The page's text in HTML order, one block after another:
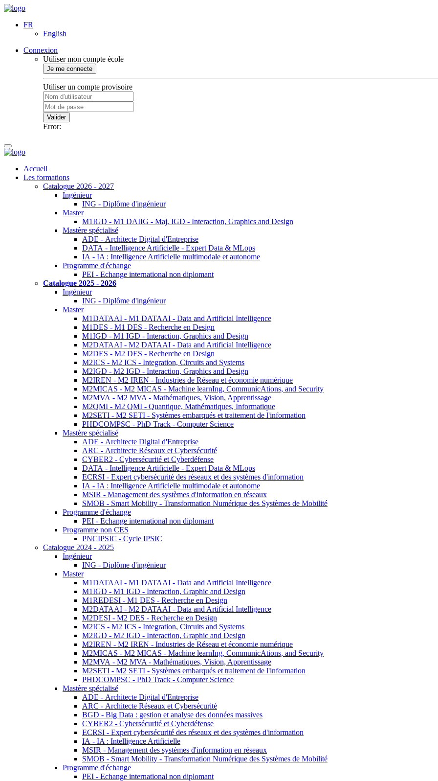
FR
English
Connexion
Utiliser mon compte école
Je me connecte
Utiliser un compte provisoire
Valider
Error:
Accueil
Les formations
Catalogue 2026 - 2027
Ingénieur
ING - Diplôme d'ingénieur
Master
M1IGD - M1 DAIIG - Maj. IGD - Interaction, Graphics and Design
Mastère spécialisé
ADE - Architecte Digital d'Entreprise
DATA - Intelligence Artificielle - Expert Data & MLops
IA - IA : Intelligence Artificielle multimodale et autonome
Programme d'échange
PEI - Echange international non diplomant
Catalogue 2025 - 2026
Ingénieur
ING - Diplôme d'ingénieur
Master
M1DATAAI - M1 DATAAI - Data and Artificial Intelligence
M1DES - M1 DES - Recherche en Design
M1IGD - M1 IGD - Interaction, Graphics and Design
M2DATAAI - M2 DATAAI - Data and Artificial Intelligence
M2DES - M2 DES - Recherche en Design
M2ICS - M2 ICS - Integration, Circuits and Systems
M2IGD - M2 IGD - Interaction, Graphics and Design
M2IREN - M2 IREN - Industries de Réseau et économie numérique
M2MICAS - M2 MICAS - Machine learnIng, CommunicAtions, and Security
M2MVA - M2 MVA - Mathématiques, Vision, Apprentissage
M2QMI - M2 QMI - Quantique, Mathématiques, Informatique
M2SETI - M2 SETI - Systèmes embarqués et traitement de l'information
PHDCOMPSC - PhD Track - Computer Science
Mastère spécialisé
ADE - Architecte Digital d'Entreprise
ARC - Architecte Réseaux et Cybersécurité
CYBER2 - Cybersécurité et Cyberdéfense
DATA - Intelligence Artificielle - Expert Data & MLops
ECRSI - Expert cybersécurité des réseaux et des systèmes d'information
IA - IA : Intelligence Artificielle multimodale et autonome
MSIR - Management des systèmes d'information en réseaux
SMOB - Smart Mobility - Transformation Numérique des Systèmes de Mobilité
Programme d'échange
PEI - Echange international non diplomant
Programme non CES
PNCIPSIC - Cycle IPSIC
Catalogue 2024 - 2025
Ingénieur
ING - Diplôme d'ingénieur
Master
M1DATAAI - M1 DATAAI - Data and Artificial Intelligence
M1IGD - M1 IGD - Interaction, Graphic and Design
M1REDESI - M1 DES - Recherche en Design
M2DATAAI - M2 DATAAI - Data and Artificial Intelligence
M2DESI - M2 DES - Recherche en Design
M2ICS - M2 ICS - Integration, Circuits and Systems
M2IGD - M2 IGD - Interaction, Graphic and Design
M2IREN - M2 IREN - Industries de Réseau et économie numérique
M2MICAS - M2 MICAS - Machine learnIng, CommunicAtions, and Security
M2MVA - M2 MVA - Mathématiques, Vision, Apprentissage
M2SETI - M2 SETI - Systèmes embarqués et traitement de l'information
PHDCOMPSC - PhD Track - Computer Science
Mastère spécialisé
ADE - Architecte Digital d'Entreprise
ARC - Architecte Réseaux et Cybersécurité
BGD - Big Data : gestion et analyse des données massives
CYBER2 - Cybersécurité et Cyberdéfense
ECRSI - Expert cybersécurité des réseaux et des systèmes d'information
IA - IA : Intelligence Artificielle
MSIR - Management des systèmes d'information en réseaux
SMOB - Smart Mobility - Transformation Numérique des Systèmes de Mobilité
Programme d'échange
PEI - Echange international non diplomant